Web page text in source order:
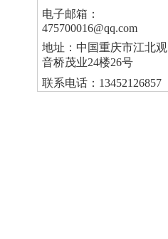
电子邮箱：
475700016@qq.com
地址：中国重庆市江北观
音桥茂业24楼26号
联系电话：13452126857